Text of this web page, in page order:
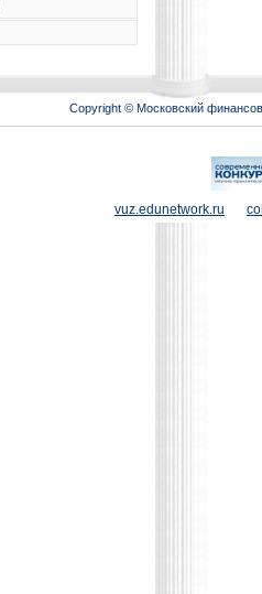
Copyright © Московский
vuz.edunetwork.ru